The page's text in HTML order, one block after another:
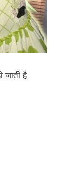
जाती है